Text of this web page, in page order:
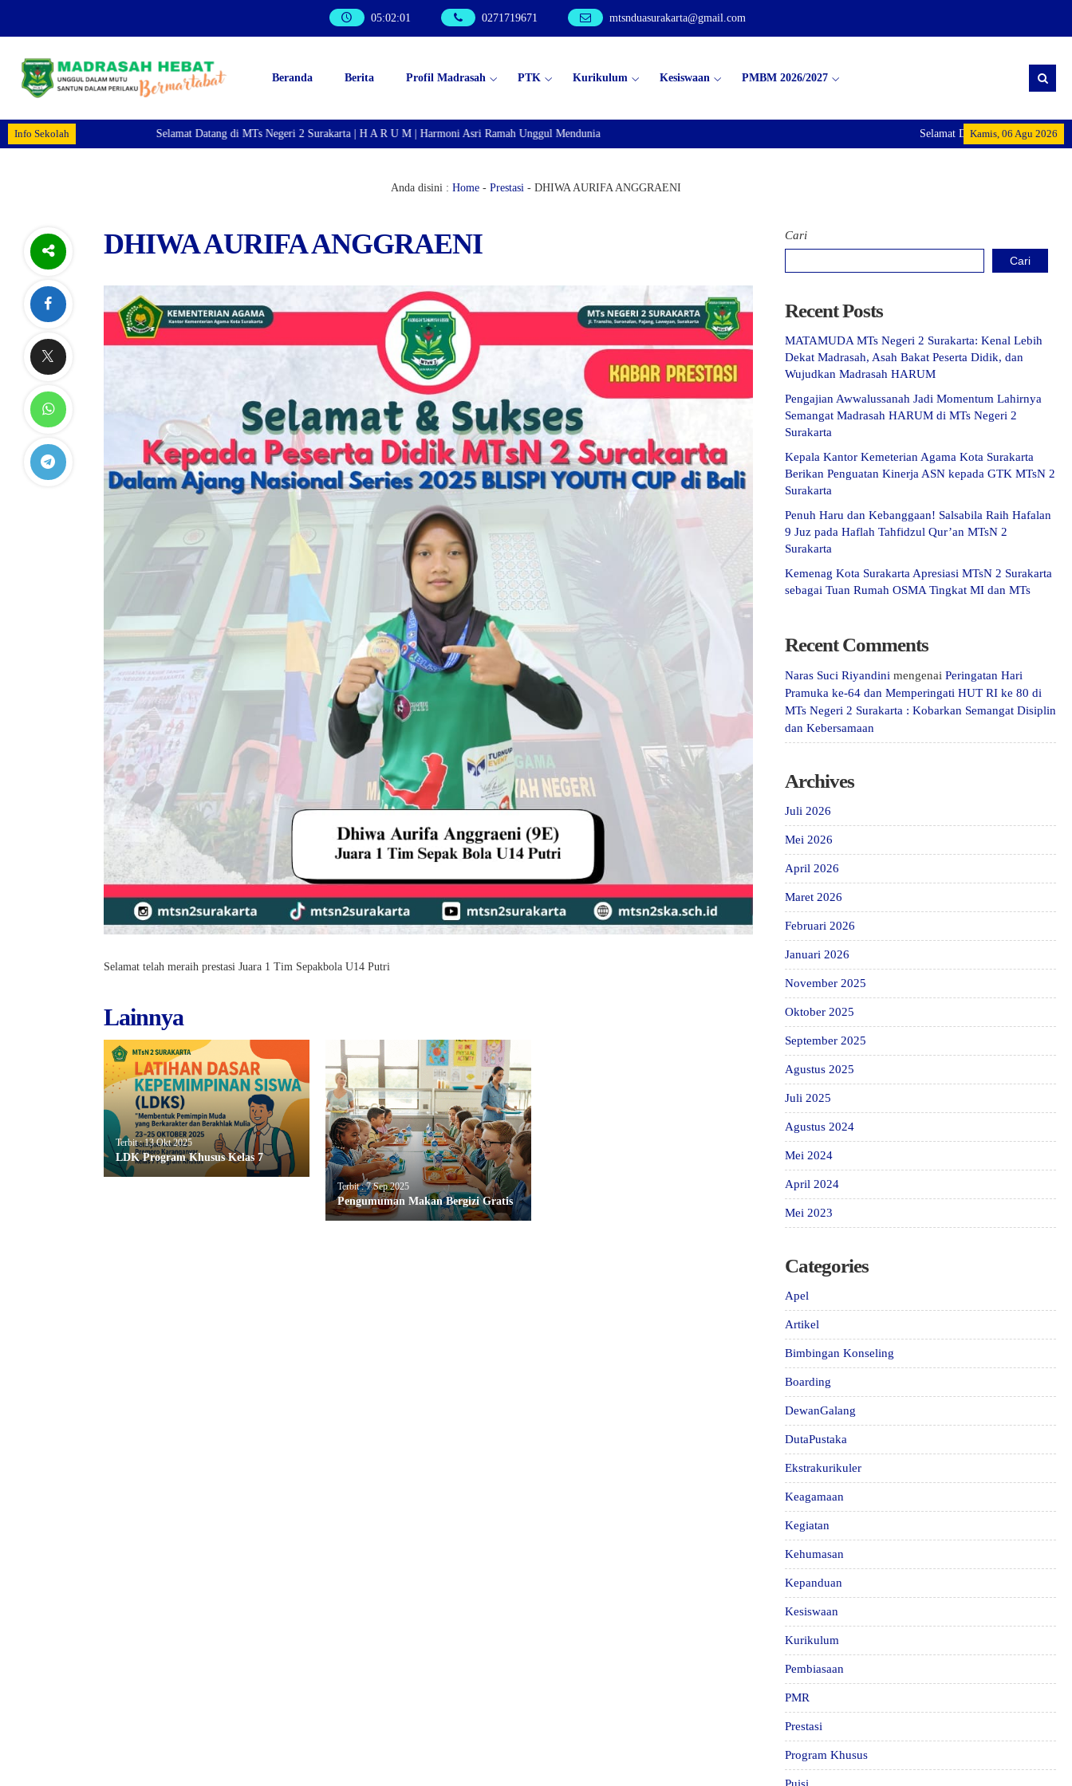
05:02:02 0271719671 mtsnduasurakarta@gmail.com
Beranda Berita Profil Madrasah PTK Kurikulum Kesiswaan PMBM 2026/2027
Info Sekolah Kamis, 06 Agu 2026
Selamat Datang di MTs Negeri 2
Selamat Datang di MTs Negeri 2 Surakarta | H A R U M | Harmoni Asri Ramah Unggul Mendunia
Anda disini : Home - Prestasi - DHIWA AURIFA ANGGRAENI
DHIWA AURIFA ANGGRAENI
Selamat telah meraih prestasi Juara 1 Tim Sepakbola U14 Putri
Lainnya
Terbit : 13 Okt 2025
LDK Program Khusus Kelas 7
Terbit : 7 Sep 2025
Pengumuman Makan Bergizi Gratis
Cari
Cari
Recent Posts
MATAMUDA MTs Negeri 2 Surakarta: Kenal Lebih
Dekat Madrasah, Asah Bakat Peserta Didik, dan
Wujudkan Madrasah HARUM
Pengajian Awwalussanah Jadi Momentum Lahirnya
Semangat Madrasah HARUM di MTs Negeri 2
Surakarta
Kepala Kantor Kemeterian Agama Kota Surakarta
Berikan Penguatan Kinerja ASN kepada GTK MTsN 2
Surakarta
Penuh Haru dan Kebanggaan! Salsabila Raih Hafalan
9 Juz pada Haflah Tahfidzul Qur’an MTsN 2
Surakarta
Kemenag Kota Surakarta Apresiasi MTsN 2 Surakarta
sebagai Tuan Rumah OSMA Tingkat MI dan MTs
Recent Comments
Naras Suci Riyandini mengenai Peringatan Hari
Pramuka ke-64 dan Memperingati HUT RI ke 80 di
MTs Negeri 2 Surakarta : Kobarkan Semangat Disiplin
dan Kebersamaan
Archives
Juli 2026
Mei 2026
April 2026
Maret 2026
Februari 2026
Januari 2026
November 2025
Oktober 2025
September 2025
Agustus 2025
Juli 2025
Agustus 2024
Mei 2024
April 2024
Mei 2023
Categories
Apel
Artikel
Bimbingan Konseling
Boarding
DewanGalang
DutaPustaka
Ekstrakurikuler
Keagamaan
Kegiatan
Kehumasan
Kepanduan
Kesiswaan
Kurikulum
Pembiasaan
PMR
Prestasi
Program Khusus